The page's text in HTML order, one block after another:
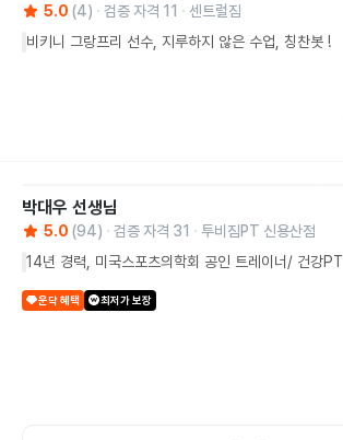
5.0 (4) 검증 자격 11
센트럴짐
비키니 그랑프리 선수, 지루하지 않은 수업, 칭찬봇 !
박대우 선생님
5.0 (94) 검증 자격 31
투비짐PT 신용산점
14년 경력, 미국스포츠의학회 공인 트레이너/ 건강PT
운닥 혜택 최저가 보장